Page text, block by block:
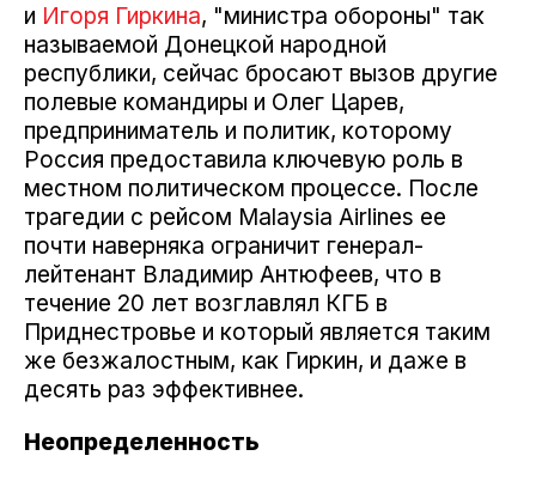
и Игоря Гиркина, "министра обороны" так
называемой Донецкой народной
республики, сейчас бросают вызов другие
полевые командиры и Олег Царев,
предприниматель и политик, которому
Россия предоставила ключевую роль в
местном политическом процессе. После
трагедии с рейсом Malaysia Airlines ее
почти наверняка ограничит генерал-
лейтенант Владимир Антюфеев, что в
течение 20 лет возглавлял КГБ в
Приднестровье и который является таким
же безжалостным, как Гиркин, и даже в
десять раз эффективнее.
Неопределенность